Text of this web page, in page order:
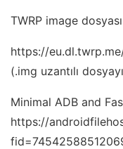
TWRP image
https://
(.img uzantılı
Minimal ADB and
https://